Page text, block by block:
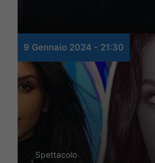
9 Gennaio 2024 - 21:30
Spettacolo